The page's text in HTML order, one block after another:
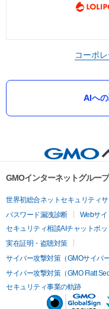
コーポ
AIへ
GMOインターネットグルー
世界初総合ネットセキュリティ
パスワード漏洩診断
Webサ
セキュリティ相談AIチャットボッ
実在証明・盗聴対策
サイバー攻撃対策（GMOサイバ
サイバー攻撃対策（GMO Flatt
セキュリティ事業の軌跡